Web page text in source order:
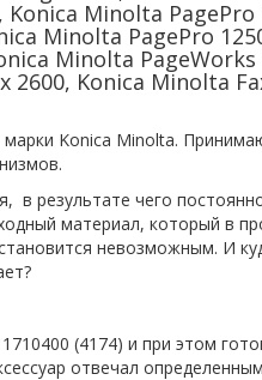
Minolta
Minolta PagePro
Minolta
2600, Konica Minolta
Konica Minolta.
в результате чего
материал, который в
невозможным. И
(4174) и при этом
отвечал